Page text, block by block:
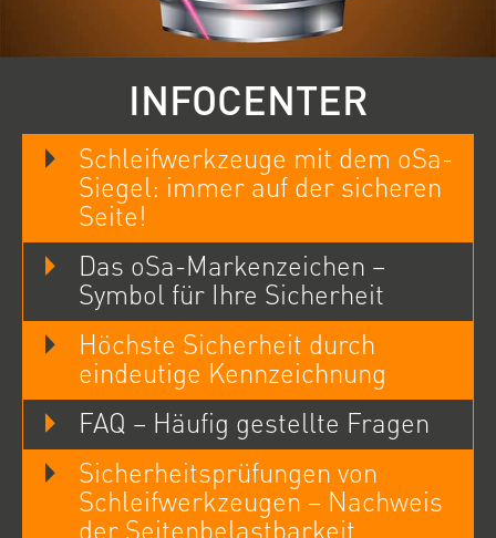
INFOCENTER
Schleifwerkzeuge mit dem oSa-
Siegel: immer auf der sicheren
Seite!
Das oSa-Markenzeichen –
Symbol für Ihre Sicherheit
Höchste Sicherheit durch
eindeutige Kennzeichnung
FAQ – Häufig gestellte Fragen
Sicherheitsprüfungen von
Schleifwerkzeugen – Nachweis
der Seitenbelastbarkeit